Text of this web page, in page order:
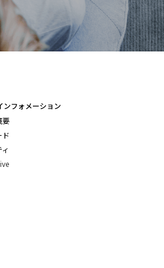
ンフォメーション
要
ド